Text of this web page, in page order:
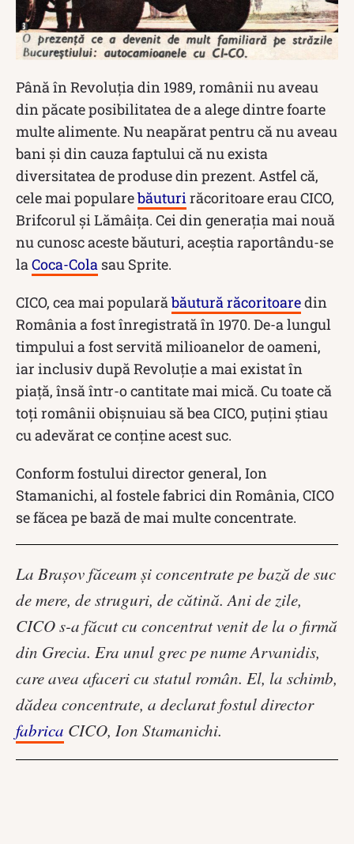
Până în Revoluția din 1989, românii nu aveau
din păcate posibilitatea de a alege dintre foarte
multe alimente. Nu neapărat pentru că nu aveau
bani și din cauza faptului că nu exista
diversitatea de produse din prezent. Astfel că,
cele mai popularebăuturirăcoritoare erau CICO,
Brifcorul și Lămâița. Cei din generația mai nouă
nu cunosc aceste băuturi, aceștia raportându-se
laCoca-Cola sau Sprite.
CICO, cea mai popularăbăutură răcoritoaredin
România a fost înregistrată în 1970. De-a lungul
timpului a fost servită milioanelor de oameni,
iar inclusiv după Revoluție a mai existat în
piață, însă într-o cantitate mai mică. Cu toate că
toți românii obișnuiau să bea CICO, puțini știau
cu adevărat ce conține acest suc.
Conform fostului director general, Ion
Stamanichi, al fostele fabrici din România, CICO
se făcea pe bază de mai multe concentrate.
La Brașov făceam și concentrate pe bază de suc
de mere, de struguri, de cătină. Ani de zile,
CICO s-a făcut cu concentrat venit de la o firmă
din Grecia. Era unul grec pe nume Arvanidis,
care avea afaceri cu statul român. El, la schimb,
dădea concentrate, a declarat fostul director
fabrica CICO, Ion Stamanichi.